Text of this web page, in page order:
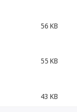
56 KB
55 KB
43 KB